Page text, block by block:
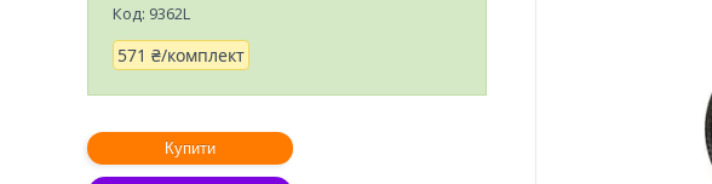
Код: 9362L
571 ₴/комплект
Купити